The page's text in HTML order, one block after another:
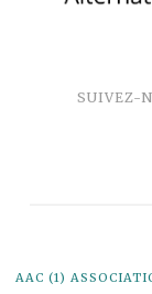
SUIVEZ-
AAC (1)